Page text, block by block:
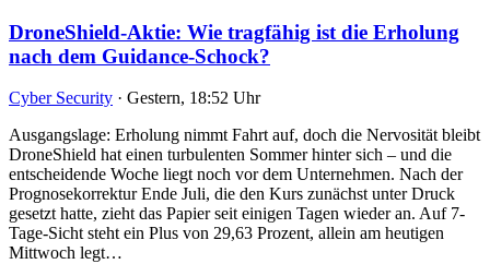
DroneShield-Aktie: Wie tragfähig ist die Erholung
nach dem Guidance-Schock?
Cyber Security · Gestern, 18:52 Uhr
Ausgangslage: Erholung nimmt Fahrt auf, doch die Nervosität bleibt
DroneShield hat einen turbulenten Sommer hinter sich – und die
entscheidende Woche liegt noch vor dem Unternehmen. Nach der
Prognosekorrektur Ende Juli, die den Kurs zunächst unter Druck
gesetzt hatte, zieht das Papier seit einigen Tagen wieder an. Auf 7-
Tage-Sicht steht ein Plus von 29,63 Prozent, allein am heutigen
Mittwoch legt…